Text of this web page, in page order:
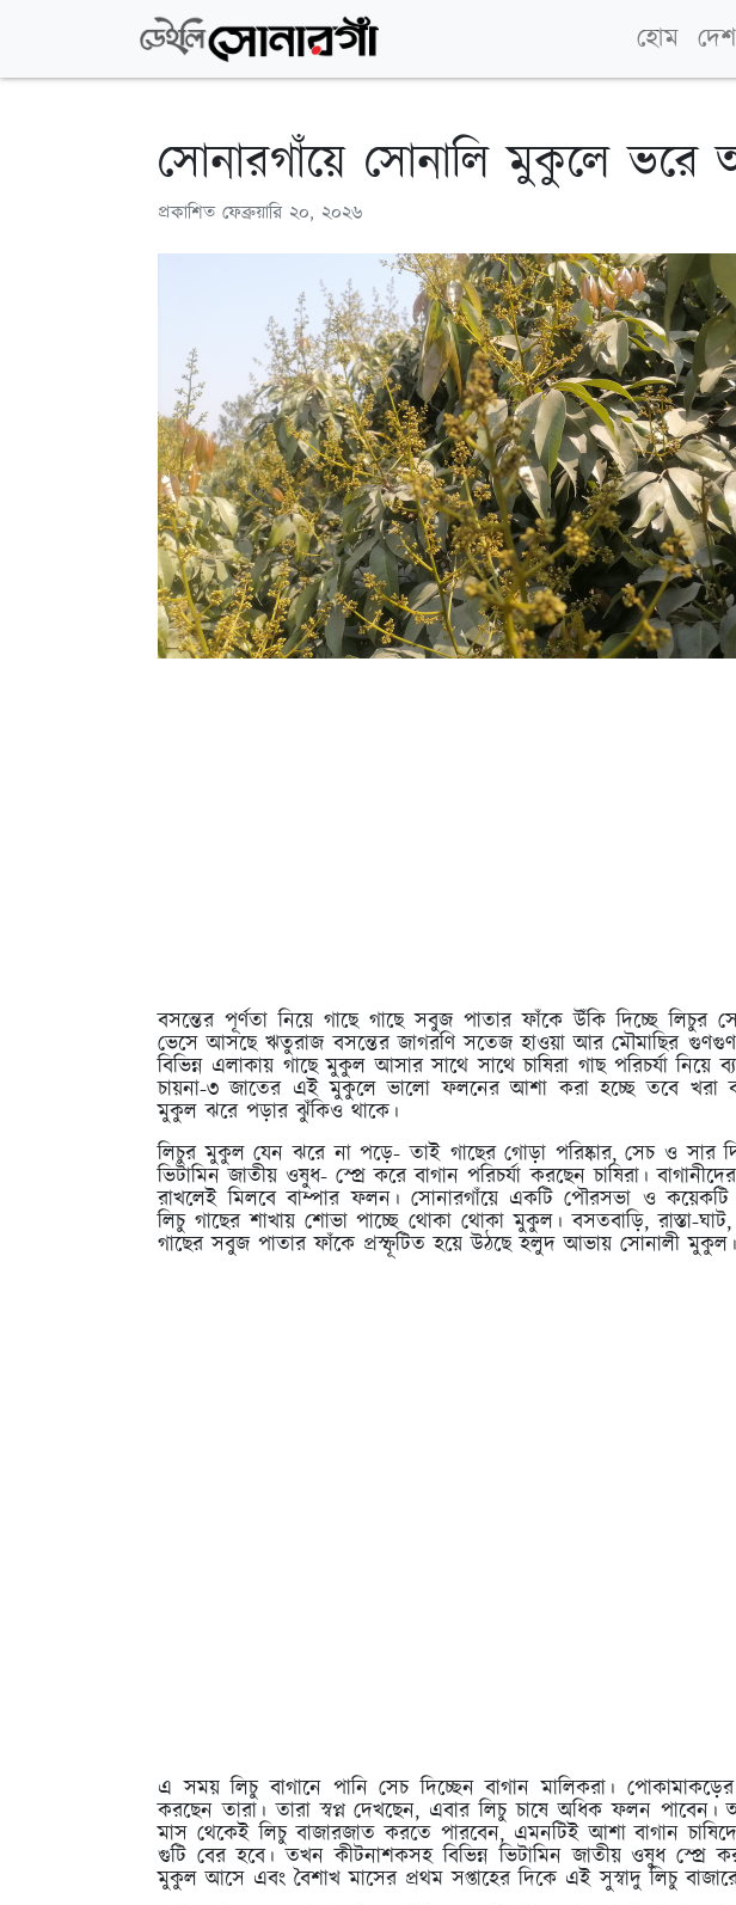
হোম
সোনারগাঁয়ে সোনালি মুকুলে ভরে
প্রকাশিত ফেব্রুয়ারি ২০, ২০২৬
বসন্তের পূর্ণতা নিয়ে গাছে গাছে সবুজ পাতার ফাঁকে উঁকি দিচ্ছে
ভেসে আসছে ঋতুরাজ বসন্তের জাগরণি সতেজ হাওয়া আর মৌমাছির গুণগুণ
বিভিন্ন এলাকায় গাছে মুকুল আসার সাথে সাথে চাষিরা গাছ পরিচর্যা নিয়ে
চায়না-৩ জাতের এই মুকুলে ভালো ফলনের আশা করা হচ্ছে তবে খরা
মুকুল ঝরে পড়ার ঝুঁকিও থাকে।
লিচুর মুকুল যেন ঝরে না পড়ে- তাই গাছের গোড়া পরিষ্কার, সেচ ও সার
ভিটামিন জাতীয় ওষুধ- স্প্রে করে বাগান পরিচর্যা করছেন চাষিরা।
রাখলেই মিলবে বাম্পার ফলন। সোনারগাঁয়ে একটি পৌরসভা ও কয়েকটি
লিচু গাছের শাখায় শোভা পাচ্ছে থোকা থোকা মুকুল। বসতবাড়ি, রাস্তা-ঘাট,
গাছের সবুজ পাতার ফাঁকে প্রস্ফূটিত হয়ে উঠছে হলুদ আভায় সোনালী মুকুল।
এ সময় লিচু বাগানে পানি সেচ দিচ্ছেন বাগান মালিকরা।
করছেন তারা। তারা স্বপ্ন দেখছেন, এবার লিচু চাষে অধিক ফলন
মাস থেকেই লিচু বাজারজাত করতে পারবেন, এমনটিই আশা বাগান
গুটি বের হবে। তখন কীটনাশকসহ বিভিন্ন ভিটামিন জাতীয় ওষুধ স্প্রে
মুকুল আসে এবং বৈশাখ মাসের প্রথম সপ্তাহের দিকে এই সুস্বাদু লিচু